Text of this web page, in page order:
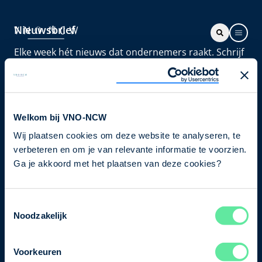
Welkom bij VNO-NCW
Wij plaatsen cookies om deze website te analyseren, te
verbeteren en om je van relevante informatie te voorzien.
Ga je akkoord met het plaatsen van deze cookies?
Noodzakelijk
Voorkeuren
Nieuwsbrief
Elke week hét nieuws dat ondernemers raakt. Schrijf
je nu in voor de VNO-NCW nieuwsbrief.
Schrijf je in
Direct naar
Ons verhaal
Bezuidenhoutseweg 12
T+31 70 349 03 49